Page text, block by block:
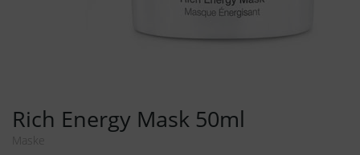
Rich Energy Mask 50ml
Maske